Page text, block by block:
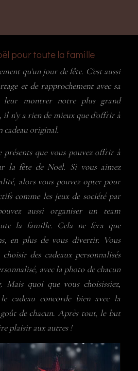
pour toute la famille
qu’un jour de fête. C’est aussi
et de rapprochement avec sa
montrer notre plus grand
il n’y a rien de mieux que d’offrir à
cadeau original.
présents que vous pouvez offrir à
la fête de Noël. Si vous aimez
alors vous pouvez opter pour
comme les jeux de société par
aussi organiser un team
la famille. Cela ne fera que
en plus de vous divertir. Vous
des cadeaux personnalisés
avec la photo de chacun
Mais quoi que vous choisissiez,
cadeau concorde bien avec la
de chacun. Après tout, le but
plaisir aux autres !